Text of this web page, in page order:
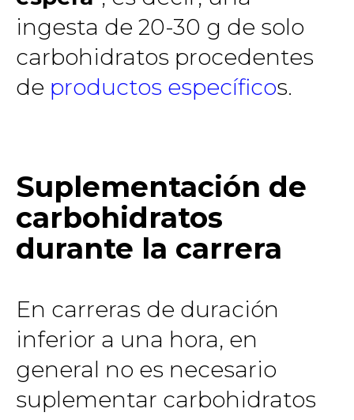
ingesta de 20-30 g de solo
carbohidratos procedentes
de productos específicos.
Suplementación de
carbohidratos
durante la carrera
En carreras de duración
inferior a una hora, en
general no es necesario
suplementar carbohidratos